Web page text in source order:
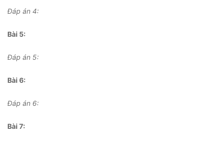
Đáp án 4:
Bài 5:
Đáp án 5:
Bài 6:
Đáp án 6:
Bài 7: